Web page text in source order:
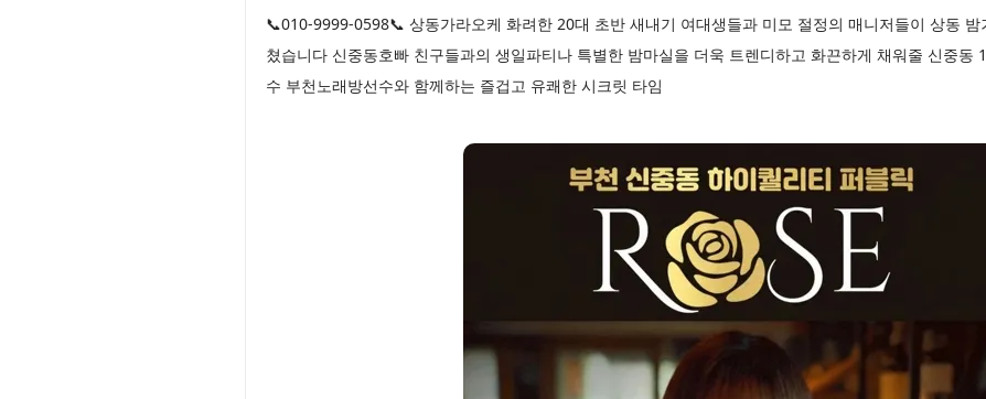
📞010-9999-0598📞 상동가라오케 화려한 20대 초반 새내기 여대생들과 미모 절정의 매니저들이 상동
쳤습니다 신중동호빠 친구들과의 생일파티나 특별한 밤마실을 더욱 트렌디하고 화끈하게 채워줄 신중동
수 부천노래방선수와 함께하는 즐겁고 유쾌한 시크릿 타임